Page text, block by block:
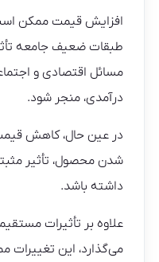
افزایش قیمت ممکن است
طبقات ضعیف جامعه
مسائل اقتصادی و
درآمدی، منجر شود.
در عین حال، کاهش
شدن محصول، تأثیر
داشته باشد.
علاوه بر تأثیرات
می‌گذارد، این